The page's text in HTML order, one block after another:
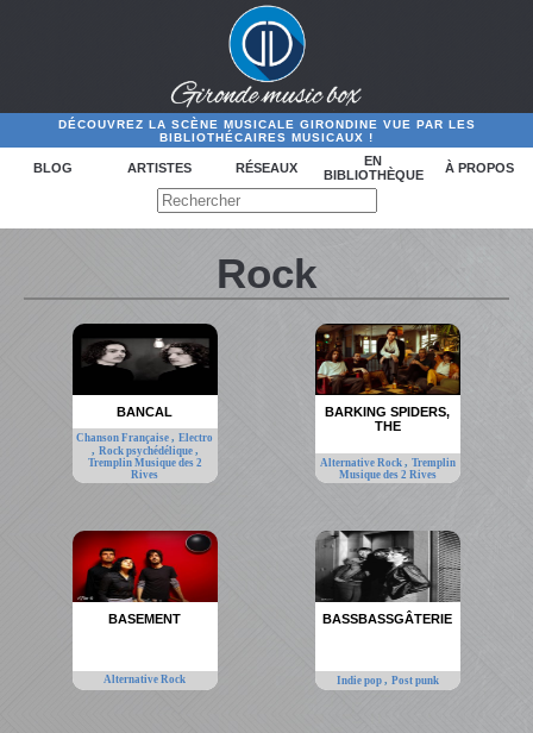
DÉCOUVREZ LA SCÈNE MUSICALE GIRONDINE VUE PAR LES
BIBLIOTHÉCAIRES MUSICAUX !
BLOG ARTISTES RÉSEAUX
EN
BIBLIOTHÈQUE
À PROPOS
Rock
BANCAL
Chanson Française,Electro
, Rock psychédélique ,
Tremplin Musique des 2
Rives
BARKING SPIDERS,
THE
Alternative Rock , Tremplin
Musique des 2 Rives
BASEMENT
Alternative Rock
BASSBASSGÂTERIE
Indie pop , Post punk